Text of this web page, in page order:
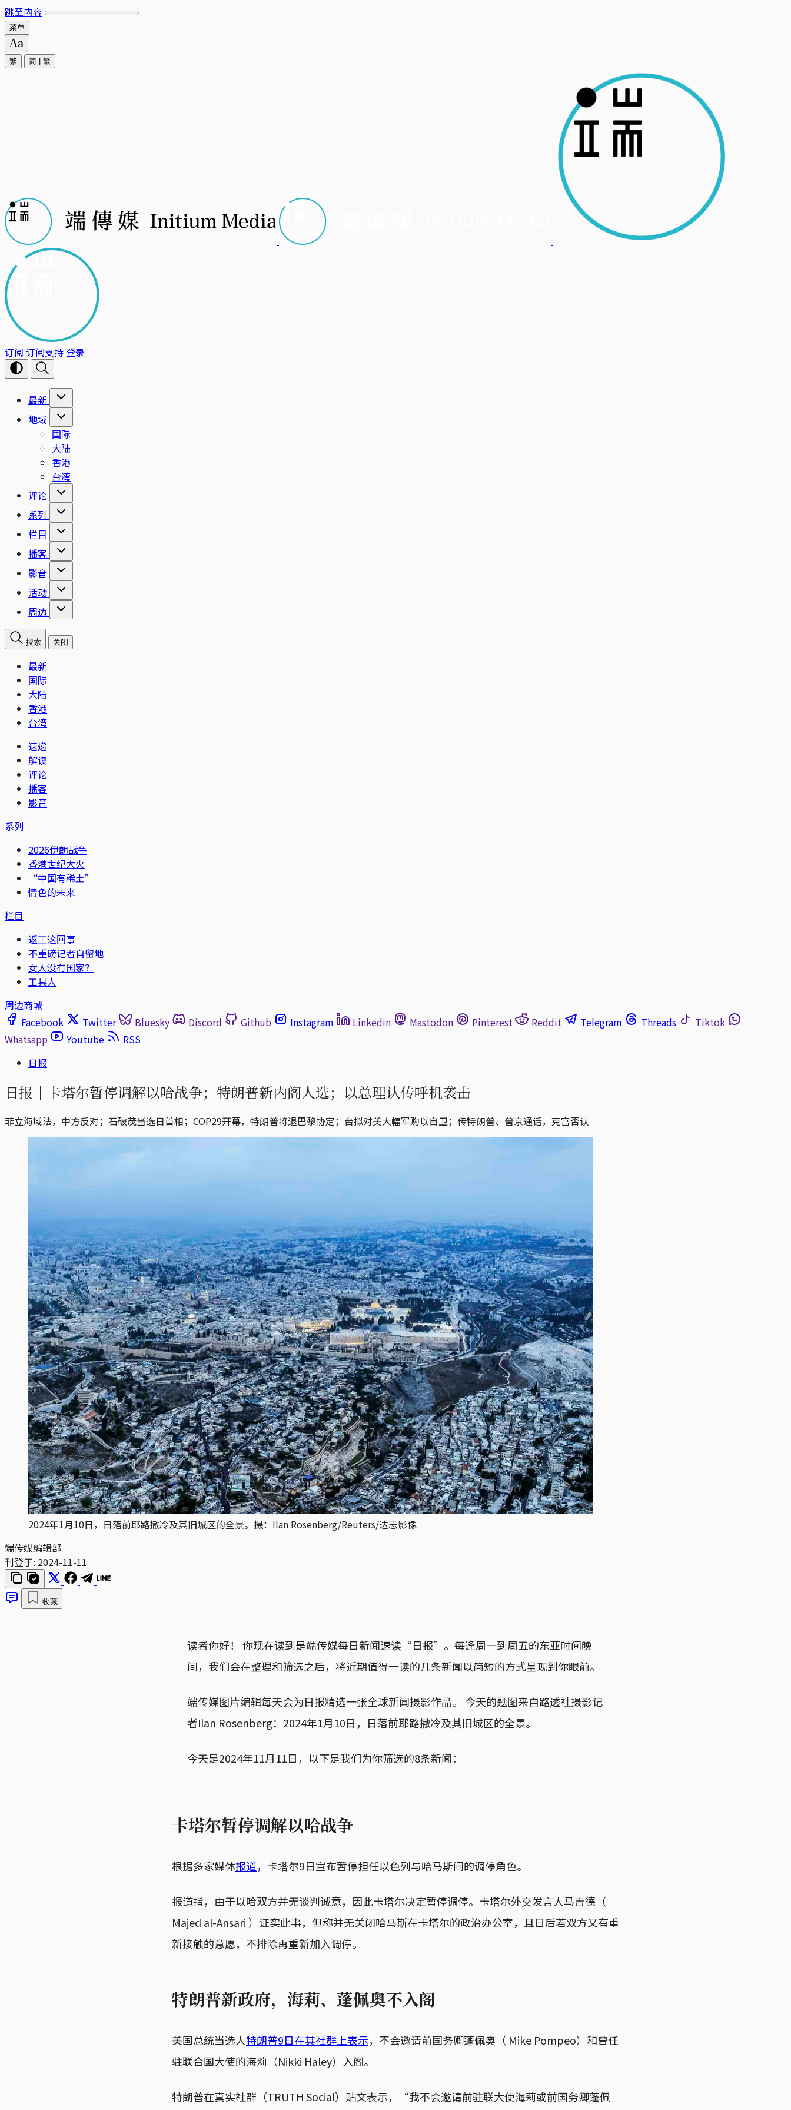
跳至内容
菜单
繁 简 繁
订阅 订阅支持登录
最新
地域
国际
大陆
香港
台湾
评论
系列
栏目
播客
影音
活动
周边
搜索 关闭
最新
国际
大陆
香港
台湾
速递
解读
评论
播客
影音
系列
2026伊朗战争
香港世纪大火
“中国有稀土”
情色的未来
栏目
返工这回事
不重磅记者自留地
女人没有国家？
工具人
周边商城
Facebook
Twitter Bluesky Discord Github Instagram Linkedin Mastodon Pinterest Reddit Telegram Threads
Tiktok
Whatsapp
Youtube
RSS
日报
日报｜卡塔尔暂停调解以哈战争；特朗普新内阁人选；以总理认传呼机袭击
菲立海域法，中方反对；石破茂当选日首相；COP29开幕，特朗普将退巴黎协定；台拟对美大幅军购以自卫；传特朗普、普京通话，克宫否认
2024年1月10日，日落前耶路撒冷及其旧城区的全景。摄：Ilan Rosenberg/Reuters/达志影像
端传媒编辑部
刊登于: 2024-11-11
收藏
读者你好！ 你现在读到是端传媒每日新闻速读“日报”。每逢周一到周五的东亚时间晚
间，我们会在整理和筛选之后，将近期值得一读的几条新闻以简短的方式呈现到你眼前。
端传媒图片编辑每天会为日报精选一张全球新闻摄影作品。 今天的题图来自路透社摄影记
者Ilan Rosenberg：2024年1月10日，日落前耶路撒冷及其旧城区的全景。
今天是2024年11月11日，以下是我们为你筛选的8条新闻：
卡塔尔暂停调解以哈战争
根据多家媒体报道，卡塔尔9日宣布暂停担任以色列与哈马斯间的调停角色。
报道指，由于以哈双方并无谈判诚意，因此卡塔尔决定暂停调停。卡塔尔外交发言人马吉德（
Majed al-Ansari ）证实此事，但称并无关闭哈马斯在卡塔尔的政治办公室，且日后若双方又有重
新接触的意愿，不排除再重新加入调停。
特朗普新政府，海莉、蓬佩奥不入阁
美国总统当选人特朗普9日在其社群上表示，不会邀请前国务卿蓬佩奥（ Mike Pompeo）和曾任
驻联合国大使的海莉（Nikki Haley）入阁。
特朗普在真实社群（TRUTH Social）贴文表示，“我不会邀请前驻联大使海莉或前国务卿蓬佩